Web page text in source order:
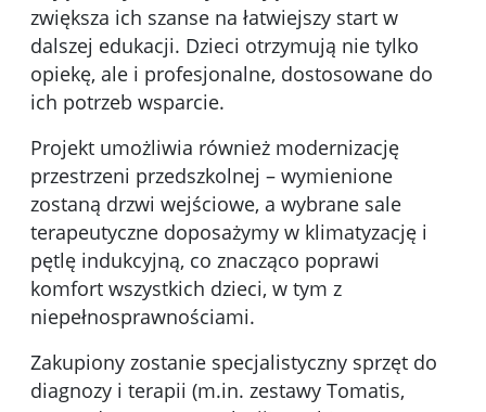
zwiększa ich szanse na łatwiejszy start w
dalszej edukacji. Dzieci otrzymują nie tylko
opiekę, ale i profesjonalne, dostosowane do
ich potrzeb wsparcie.
Projekt umożliwia również modernizację
przestrzeni przedszkolnej – wymienione
zostaną drzwi wejściowe, a wybrane sale
terapeutyczne doposażymy w klimatyzację i
pętlę indukcyjną, co znacząco poprawi
komfort wszystkich dzieci, w tym z
niepełnosprawnościami.
Zakupiony zostanie specjalistyczny sprzęt do
diagnozy i terapii (m.in. zestawy Tomatis,